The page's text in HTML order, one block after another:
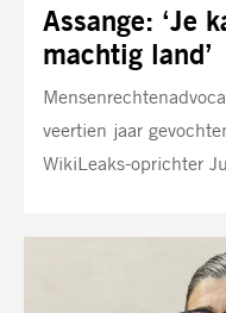
Assange: ‘Je
machtig land’
veertien jaar
WikiLeaks-oprichter